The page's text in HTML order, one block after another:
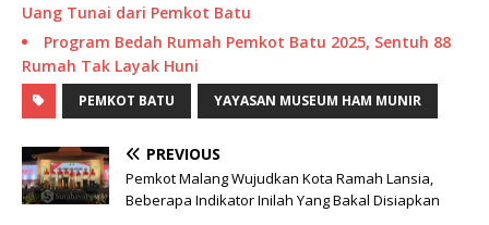
Uang Tunai dari Pemkot Batu
Program Bedah Rumah Pemkot Batu 2025, Sentuh 88
Rumah Tak Layak Huni
PEMKOT BATU YAYASAN MUSEUM HAM MUNIR
PREVIOUS
Pemkot Malang Wujudkan Kota Ramah Lansia,
Beberapa Indikator Inilah Yang Bakal Disiapkan